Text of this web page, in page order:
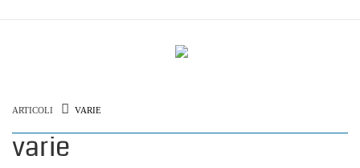
ARTICOLI VARIE
varie